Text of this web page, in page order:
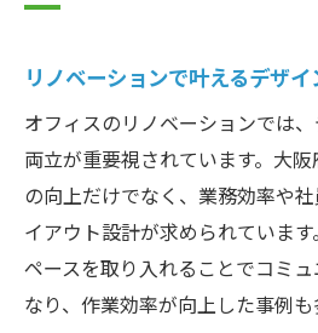
リノベーションで叶えるデザ
オフィスのリノベーションでは
両立が重要視されています。大
の向上だけでなく、業務効率や
イアウト設計が求められていま
ペースを取り入れることでコミ
なり、作業効率が向上した事例も